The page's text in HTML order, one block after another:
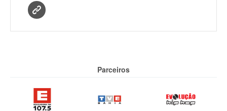
Parceiros